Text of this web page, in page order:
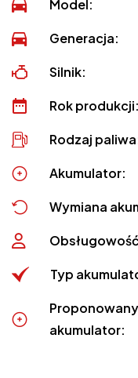
Model:
Generacja:
Silnik:
Rok produkcji:
Rodzaj
Akumulator:
Wymiana
Typ
Proponowany
akumulator: